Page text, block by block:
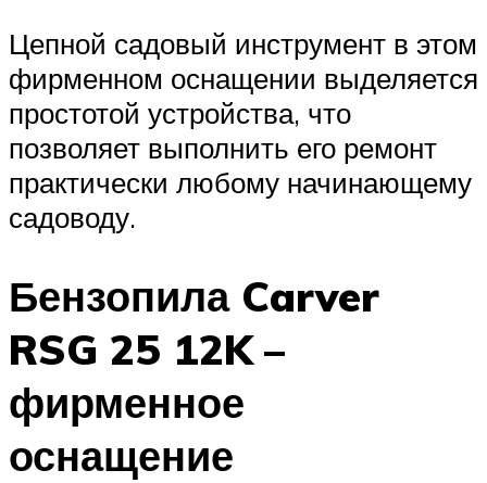
Цепной садовый инструмент в этом
фирменном оснащении выделяется
простотой устройства, что
позволяет выполнить его ремонт
практически любому начинающему
садоводу.
Бензопила Carver
RSG 25 12K –
фирменное
оснащение